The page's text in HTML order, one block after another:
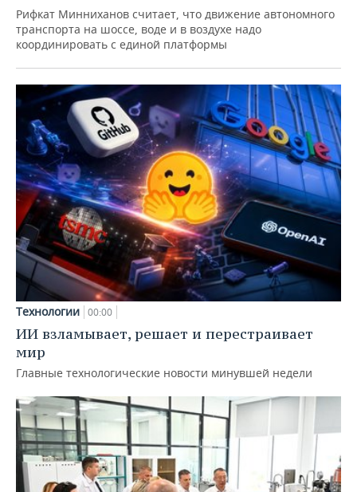
Рифкат Минниханов считает, что движение автономного
транспорта на шоссе, воде и в воздухе надо
координировать с единой платформы
Технологии 00:00
ИИ взламывает, решает и перестраивает
мир
Главные технологические новости минувшей недели